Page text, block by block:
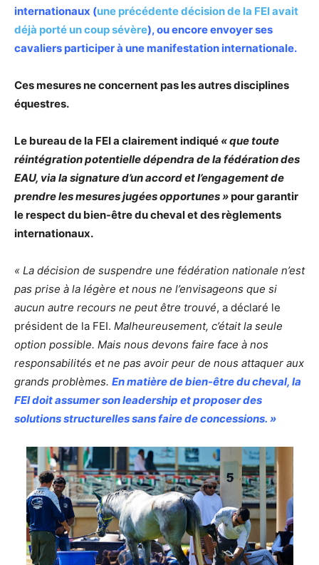
internationaux (une précédente décision de la FEI avait
déjà porté un coup sévère), ou encore envoyer ses
cavaliers participer à une manifestation internationale.
Ces mesures ne concernent pas les autres disciplines
équestres.
Le bureau de la FEI a clairement indiqué « que toute
réintégration potentielle dépendra de la fédération des
EAU, via la signature d’un accord et l’engagement de
prendre les mesures jugées opportunes »pour garantir
le respect du bien-être du cheval et des règlements
internationaux.
« La décision de suspendre une fédération nationale n’est
pas prise à la légère et nous ne l’envisageons que si
aucun autre recours ne peut être trouvé, a déclaré le
président de la FEI. Malheureusement, c’était la seule
option possible. Mais nous devons faire face à nos
responsabilités et ne pas avoir peur de nous attaquer aux
grands problèmes. En matière de bien-être du cheval, la
FEI doit assumer son leadership et proposer des
solutions structurelles sans faire de concessions. »